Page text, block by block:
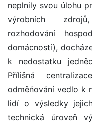
neplnily svou úlohu
výrobních
rozhodování
domácností),
k nedostatku
Přílišná
odměńování vedlo k
lidí o výsledky
technická úroveň